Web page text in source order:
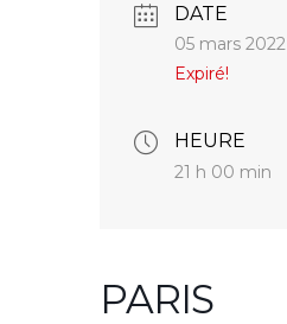
DATE
05 mars 2022
Expiré!
HEURE
21 h 00 min
PARIS